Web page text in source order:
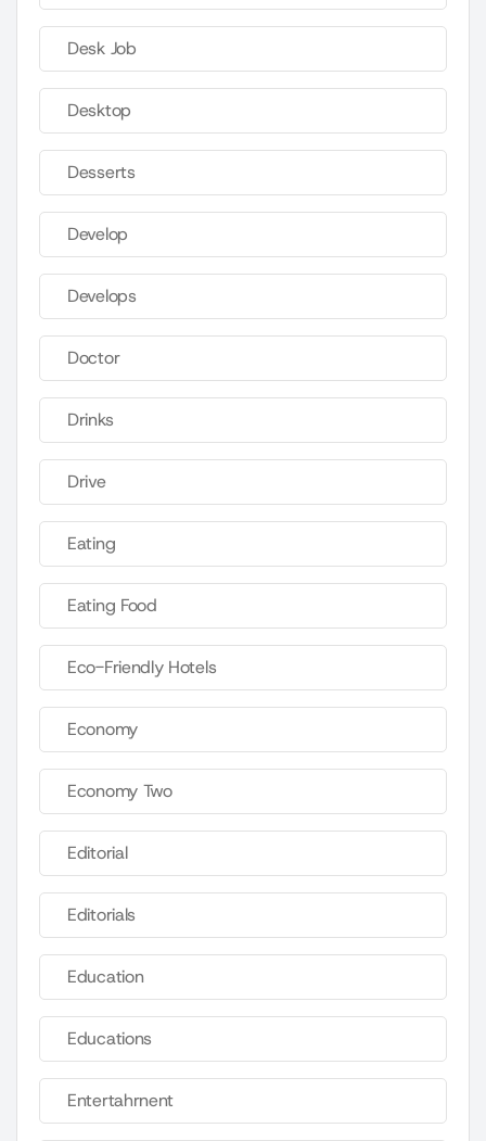
Desk Job
Desktop
Desserts
Develop
Develops
Doctor
Drinks
Drive
Eating
Eating Food
Eco-Friendly Hotels
Economy
Economy Two
Editorial
Editorials
Education
Educations
Entertahrnent